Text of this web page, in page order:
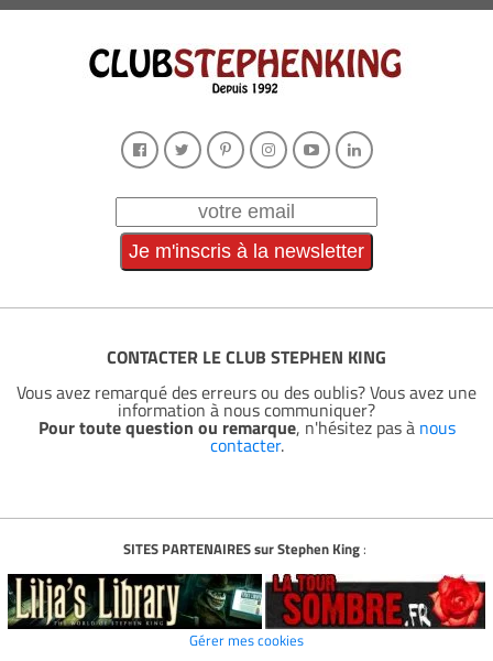
CONTACTER LE CLUB STEPHEN KING
Vous avez remarqué des erreurs ou des oublis? Vous avez une
information à nous communiquer?
Pour toute question ou remarque, n'hésitez pas à nous
contacter.
SITES PARTENAIRES sur Stephen King:
Gérer mes cookies